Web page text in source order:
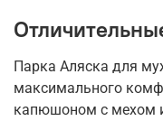
Парка Аляска для
максимального
капюшоном с мехом